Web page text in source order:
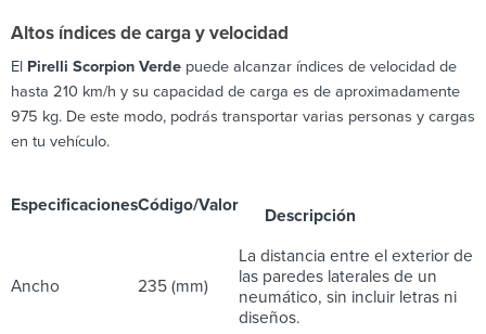
Altos índices de carga y velocidad
El Pirelli Scorpion Verde puede alcanzar índices de velocidad de
hasta 210 km/h y su capacidad de carga es de aproximadamente
975 kg. De este modo, podrás transportar varias personas y cargas
en tu vehículo.
EspecificacionesCódigo/Valor
Descripción
Ancho 235 (mm)
La distancia entre el exterior de
las paredes laterales de un
neumático, sin incluir letras ni
diseños.